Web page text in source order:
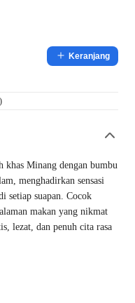
Keranjang
khas Minang dengan bumbu
menghadirkan sensasi
setiap suapan. Cocok
makan yang nikmat
lezat, dan penuh cita rasa